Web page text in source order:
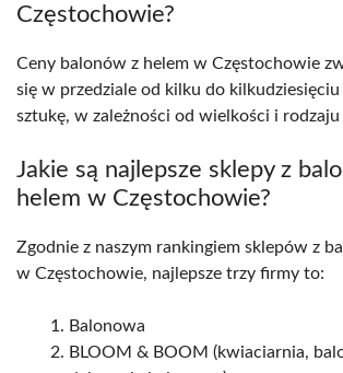
Częstochowie?
Ceny balonów z helem w Częstochowie
się w przedziale od kilku do kilkudziesięciu
sztukę, w zależności od wielkości i rodzaju
Jakie są najlepsze sklepy z
helem w Częstochowie?
Zgodnie z naszym rankingiem sklepów z
w Częstochowie, najlepsze trzy firmy to:
Balonowa
BLOOM & BOOM (kwiaciarnia,